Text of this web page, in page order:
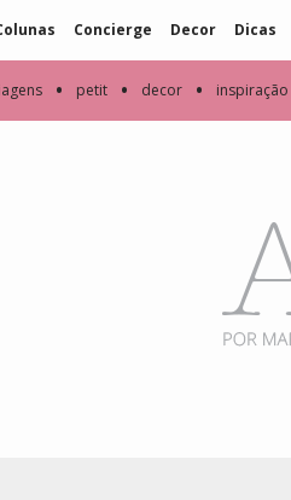
Concierge Decor Dicas
• petit • decor • inspiração